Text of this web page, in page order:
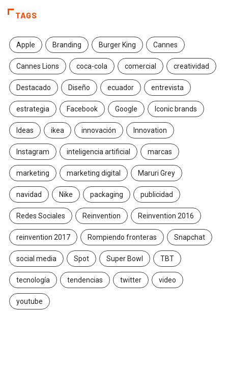
TAGS
Apple Branding Burger King Cannes
Cannes Lions coca-cola comercial creatividad
Destacado Diseño ecuador entrevista
estrategia Facebook Google Iconic brands
Ideas ikea innovación Innovation
Instagram inteligencia artificial marcas
marketing marketing digital Maruri Grey
navidad Nike packaging publicidad
Redes Sociales Reinvention Reinvention 2016
reinvention 2017 Rompiendo fronteras Snapchat
social media Spot Super Bowl TBT
tecnología tendencias twitter video
youtube